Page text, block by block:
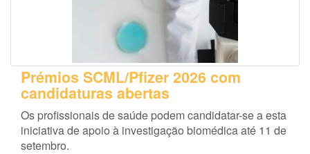
Prémios SCML/Pfizer 2026 com
candidaturas abertas
Os profissionais de saúde podem candidatar-se a esta
iniciativa de apoio à investigação biomédica até 11 de
setembro.